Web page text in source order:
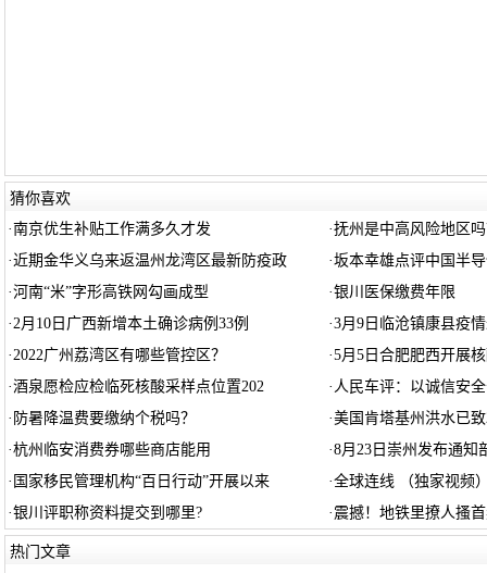
猜你喜欢
·南京优生补贴工作满多久才发 ·抚州是中高风险地区
·近期金华义乌来返温州龙湾区最新防疫政 ·坂本幸雄点评中国半
·河南“米”字形高铁网勾画成型 ·银川医保缴费年限
·2月10日广西新增本土确诊病例33例 ·3月9日临沧镇康县疫
·2022广州荔湾区有哪些管控区？ ·5月5日合肥肥西开展
·酒泉愿检应检临死核酸采样点位置202 · 人民车评：以诚信安
· 防暑降温费要缴纳个税吗？ ·美国肯塔基州洪水已
·杭州临安消费券哪些商店能用 ·8月23日崇州发布通知
· 国家移民管理机构“百日行动”开展以来 ·全球连线 （独家视频
·银川评职称资料提交到哪里? · 震撼！地铁里撩人搔
热门文章